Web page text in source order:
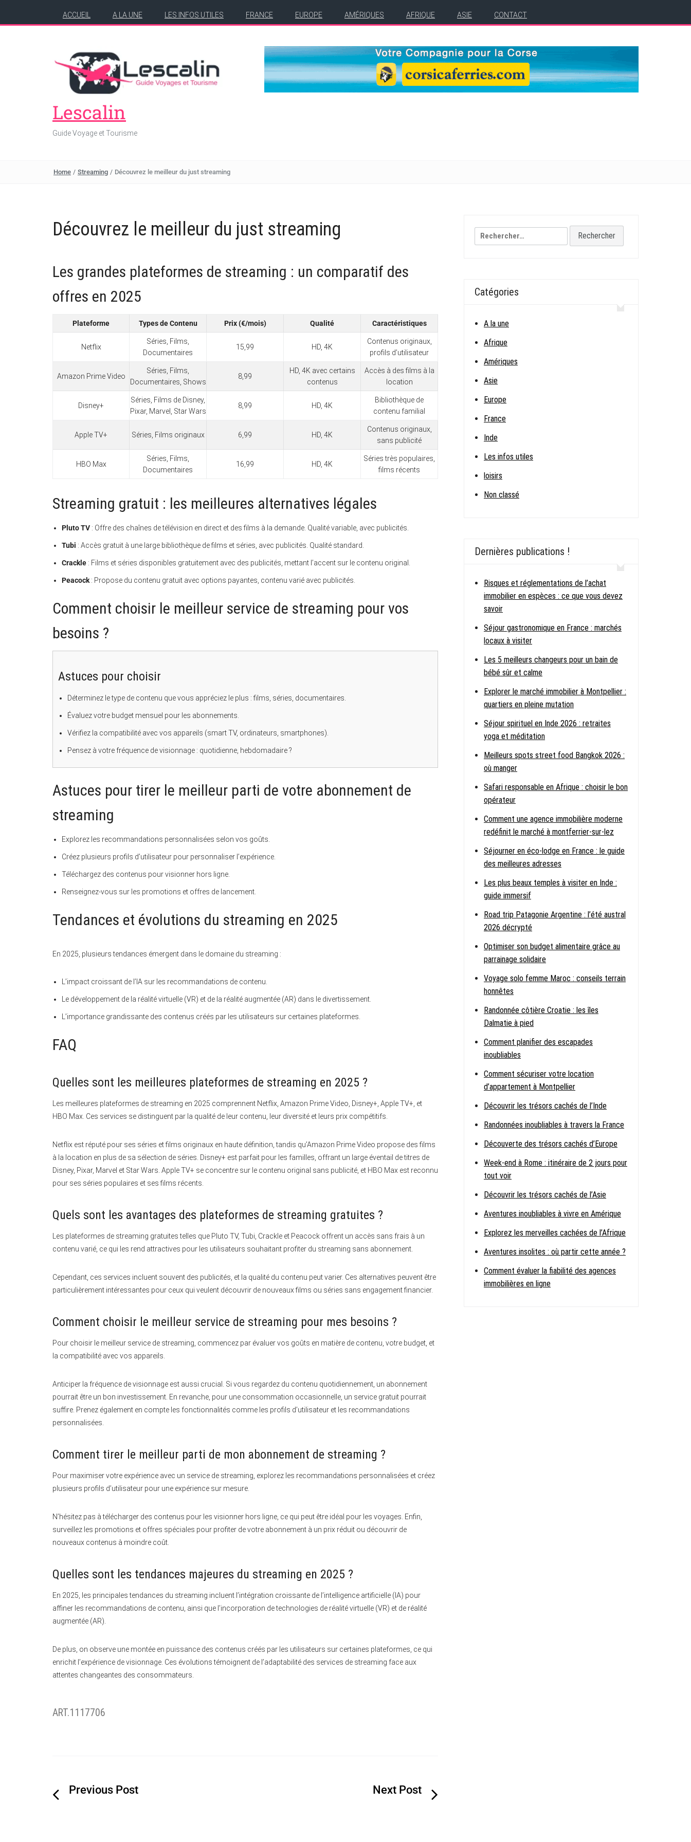
ACCUEIL A LA UNE LES INFOS UTILES FRANCE EUROPE AMÉRIQUES AFRIQUE ASIE CONTACT
Lescalin
Guide Voyage et Tourisme
Home / Streaming / Découvrez le meilleur du just streaming
Découvrez le meilleur du just streaming
Les grandes plateformes de streaming : un comparatif des
offres en 2025
Plateforme Types de Contenu Prix (€/mois) Qualité Caractéristiques
Netflix
Séries, Films,
Documentaires
15,99 HD, 4K
Contenus originaux,
profils d’utilisateur
Amazon Prime Video
Séries, Films,
Documentaires, Shows
8,99
HD, 4K avec certains
contenus
Accès à des films à la
location
Disney+
Séries, Films de Disney,
Pixar, Marvel, Star Wars
8,99 HD, 4K
Bibliothèque de
contenu familial
Apple TV+ Séries, Films originaux 6,99 HD, 4K
Contenus originaux,
sans publicité
HBO Max
Séries, Films,
Documentaires
16,99 HD, 4K
Séries très populaires,
films récents
Streaming gratuit : les meilleures alternatives légales
Pluto TV : Offre des chaînes de télévision en direct et des films à la demande. Qualité variable, avec publicités.
Tubi : Accès gratuit à une large bibliothèque de films et séries, avec publicités. Qualité standard.
Crackle : Films et séries disponibles gratuitement avec des publicités, mettant l’accent sur le contenu original.
Peacock: Propose du contenu gratuit avec options payantes, contenu varié avec publicités.
Comment choisir le meilleur service de streaming pour vos
besoins ?
Astuces pour choisir
Déterminez le type de contenu que vous appréciez le plus : films, séries, documentaires.
Évaluez votre budget mensuel pour les abonnements.
Vérifiez la compatibilité avec vos appareils (smart TV, ordinateurs, smartphones).
Pensez à votre fréquence de visionnage : quotidienne, hebdomadaire ?
Astuces pour tirer le meilleur parti de votre abonnement de
streaming
Explorez les recommandations personnalisées selon vos goûts.
Créez plusieurs profils d’utilisateur pour personnaliser l’expérience.
Téléchargez des contenus pour visionner hors ligne.
Renseignez-vous sur les promotions et offres de lancement.
Tendances et évolutions du streaming en 2025
En 2025, plusieurs tendances émergent dans le domaine du streaming :
L’impact croissant de l’IA sur les recommandations de contenu.
Le développement de la réalité virtuelle (VR) et de la réalité augmentée (AR) dans le divertissement.
L’importance grandissante des contenus créés par les utilisateurs sur certaines plateformes.
FAQ
Quelles sont les meilleures plateformes de streaming en 2025 ?
Les meilleures plateformes de streaming en 2025 comprennent Netflix, Amazon Prime Video, Disney+, Apple TV+, et
HBO Max. Ces services se distinguent par la qualité de leur contenu, leur diversité et leurs prix compétitifs.
Netflix est réputé pour ses séries et films originaux en haute définition, tandis qu’Amazon Prime Video propose des films
à la location en plus de sa sélection de séries. Disney+ est parfait pour les familles, offrant un large éventail de titres de
Disney, Pixar, Marvel et Star Wars. Apple TV+ se concentre sur le contenu original sans publicité, et HBO Max est reconnu
pour ses séries populaires et ses films récents.
Quels sont les avantages des plateformes de streaming gratuites ?
Les plateformes de streaming gratuites telles que Pluto TV, Tubi, Crackle et Peacock offrent un accès sans frais à un
contenu varié, ce qui les rend attractives pour les utilisateurs souhaitant profiter du streaming sans abonnement.
Cependant, ces services incluent souvent des publicités, et la qualité du contenu peut varier. Ces alternatives peuvent être
particulièrement intéressantes pour ceux qui veulent découvrir de nouveaux films ou séries sans engagement financier.
Comment choisir le meilleur service de streaming pour mes besoins ?
Pour choisir le meilleur service de streaming, commencez par évaluer vos goûts en matière de contenu, votre budget, et
la compatibilité avec vos appareils.
Anticiper la fréquence de visionnage est aussi crucial. Si vous regardez du contenu quotidiennement, un abonnement
pourrait être un bon investissement. En revanche, pour une consommation occasionnelle, un service gratuit pourrait
suffire. Prenez également en compte les fonctionnalités comme les profils d’utilisateur et les recommandations
personnalisées.
Comment tirer le meilleur parti de mon abonnement de streaming ?
Pour maximiser votre expérience avec un service de streaming, explorez les recommandations personnalisées et créez
plusieurs profils d’utilisateur pour une expérience sur mesure.
N’hésitez pas à télécharger des contenus pour les visionner hors ligne, ce qui peut être idéal pour les voyages. Enfin,
surveillez les promotions et offres spéciales pour profiter de votre abonnement à un prix réduit ou découvrir de
nouveaux contenus à moindre coût.
Quelles sont les tendances majeures du streaming en 2025 ?
En 2025, les principales tendances du streaming incluent l’intégration croissante de l’intelligence artificielle (IA) pour
affiner les recommandations de contenu, ainsi que l’incorporation de technologies de réalité virtuelle (VR) et de réalité
augmentée (AR).
De plus, on observe une montée en puissance des contenus créés par les utilisateurs sur certaines plateformes, ce qui
enrichit l’expérience de visionnage. Ces évolutions témoignent de l’adaptabilité des services de streaming face aux
attentes changeantes des consommateurs.
ART.1117706
Navigation
Rechercher :
Catégories
A la une
Afrique
Amériques
Asie
Europe
France
Inde
Les infos utiles
loisirs
Non classé
Dernières publications !
Risques et réglementations de l’achat
immobilier en espèces : ce que vous devez
savoir
Séjour gastronomique en France : marchés
locaux à visiter
Les 5 meilleurs changeurs pour un bain de
bébé sûr et calme
Explorer le marché immobilier à Montpellier :
quartiers en pleine mutation
Séjour spirituel en Inde 2026 : retraites
yoga et méditation
Meilleurs spots street food Bangkok 2026 :
où manger
Safari responsable en Afrique : choisir le bon
opérateur
Comment une agence immobilière moderne
redéfinit le marché à montferrier-sur-lez
Séjourner en éco-lodge en France : le guide
des meilleures adresses
Les plus beaux temples à visiter en Inde :
guide immersif
Road trip Patagonie Argentine : l’été austral
2026 décrypté
Optimiser son budget alimentaire grâce au
parrainage solidaire
Voyage solo femme Maroc : conseils terrain
honnêtes
Randonnée côtière Croatie : les îles
Dalmatie à pied
Comment planifier des escapades
inoubliables
Comment sécuriser votre location
d’appartement à Montpellier
Découvrir les trésors cachés de l’Inde
Randonnées inoubliables à travers la France
Découverte des trésors cachés d’Europe
Week-end à Rome : itinéraire de 2 jours pour
tout voir
Découvrir les trésors cachés de l’Asie
Aventures inoubliables à vivre en Amérique
Explorez les merveilles cachées de l’Afrique
Aventures insolites : où partir cette année ?
Comment évaluer la fiabilité des agences
immobilières en ligne